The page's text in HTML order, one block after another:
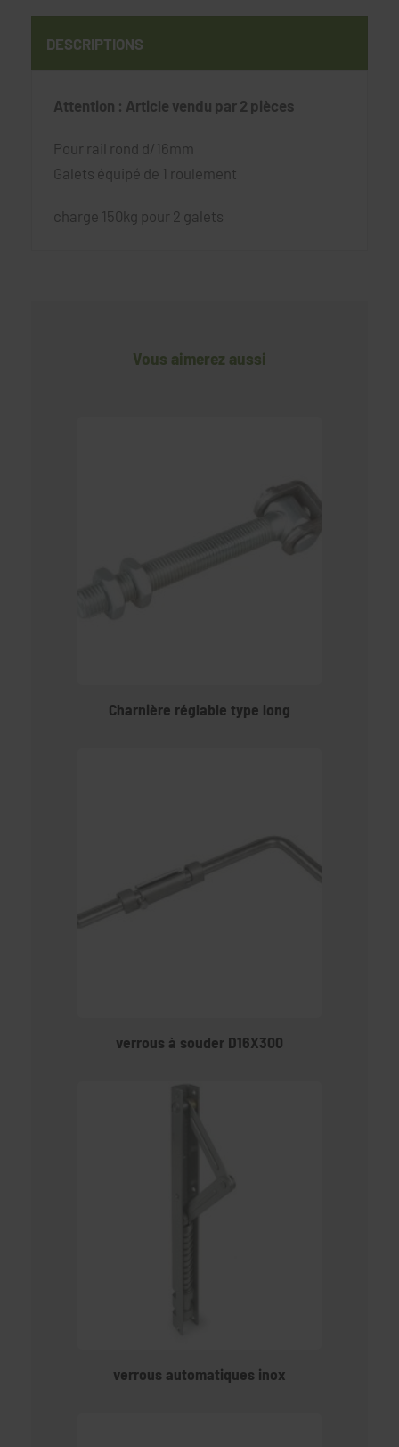
DESCRIPTIONS
Attention : Article vendu par 2 pièces
Pour rail rond d/16mm
Galets équipé de 1 roulement
charge 150kg pour 2 galets
Vous aimerez aussi
Charnière réglable type long
verrous à souder D16X300
verrous automatiques inox